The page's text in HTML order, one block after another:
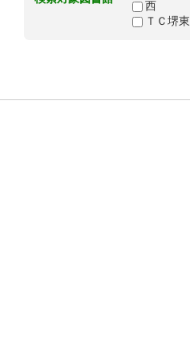
西
ＴＣ堺東